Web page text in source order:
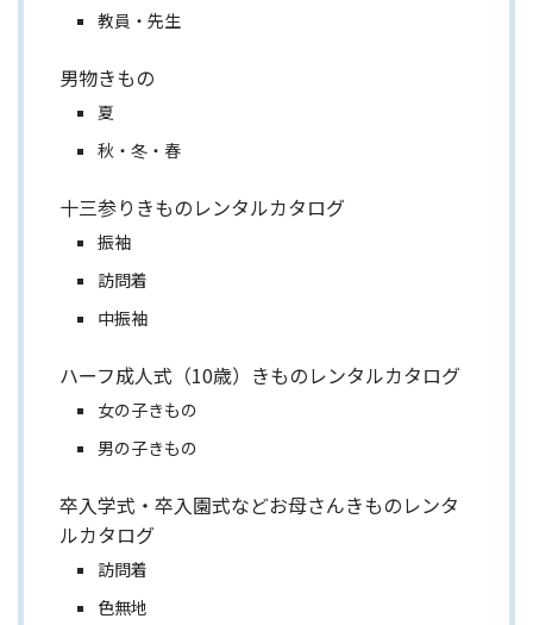
教員・先生
男物きもの
夏
秋・冬・春
十三参りきものレンタルカタログ
振袖
訪問着
中振袖
ハーフ成人式（10歳）きものレンタルカタログ
女の子きもの
男の子きもの
卒入学式・卒入園式などお母さんきものレンタ
ルカタログ
訪問着
色無地